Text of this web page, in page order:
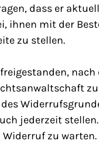
dass er
ihnen mit der
zu stellen.
jederzeit
Widerruf zu